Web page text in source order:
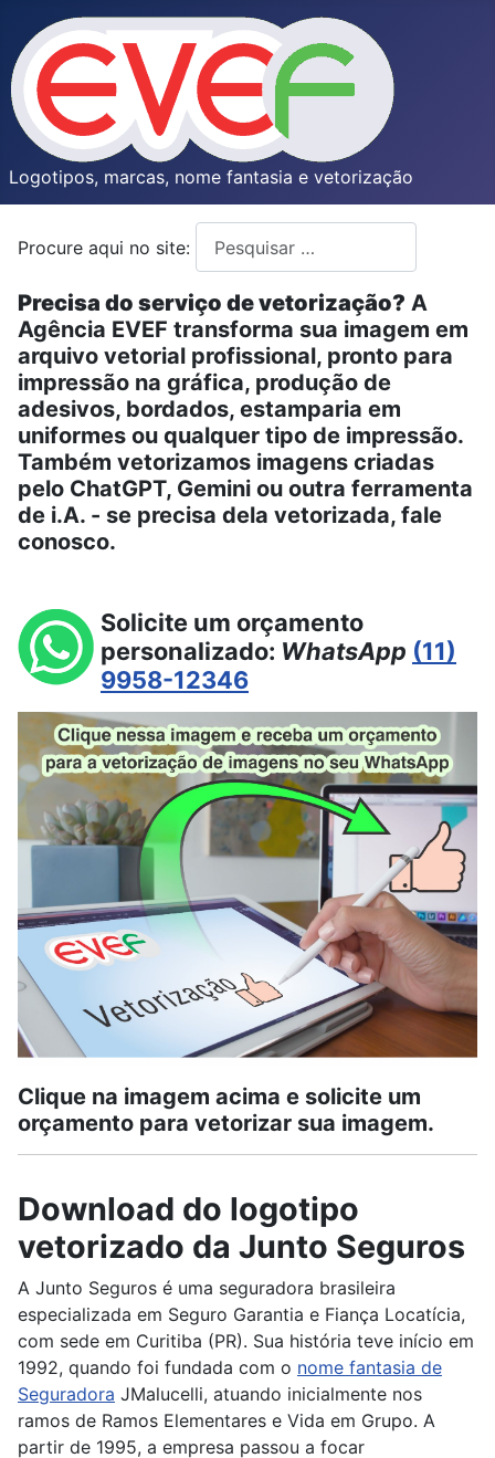
Logotipos, marcas, nome fantasia e vetorização
Procure aqui no site:
Precisa do serviço de vetorização? A
Agência EVEF transforma sua imagem em
arquivo vetorial profissional, pronto para
impressão na gráfica, produção de
adesivos, bordados, estamparia em
uniformes ou qualquer tipo de impressão.
Também vetorizamos imagens criadas
pelo ChatGPT, Gemini ou outra ferramenta
de i.A. - se precisa dela vetorizada, fale
conosco.
Solicite um orçamento
personalizado: WhatsApp (11)
9958-12346
Clique na imagem acima e solicite um
orçamento para vetorizar sua imagem.
Download do logotipo
vetorizado da Junto Seguros
A Junto Seguros é uma seguradora brasileira
especializada em Seguro Garantia e Fiança Locatícia,
com sede em Curitiba (PR). Sua história teve início em
1992, quando foi fundada com o nome fantasia de
Seguradora JMalucelli, atuando inicialmente nos
ramos de Ramos Elementares e Vida em Grupo. A
partir de 1995, a empresa passou a focar